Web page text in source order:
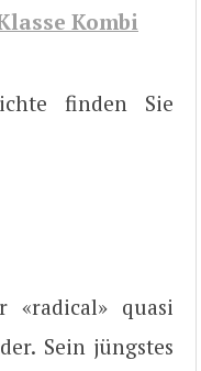
Kombi
finden Sie
«radical» quasi
Sein jüngstes